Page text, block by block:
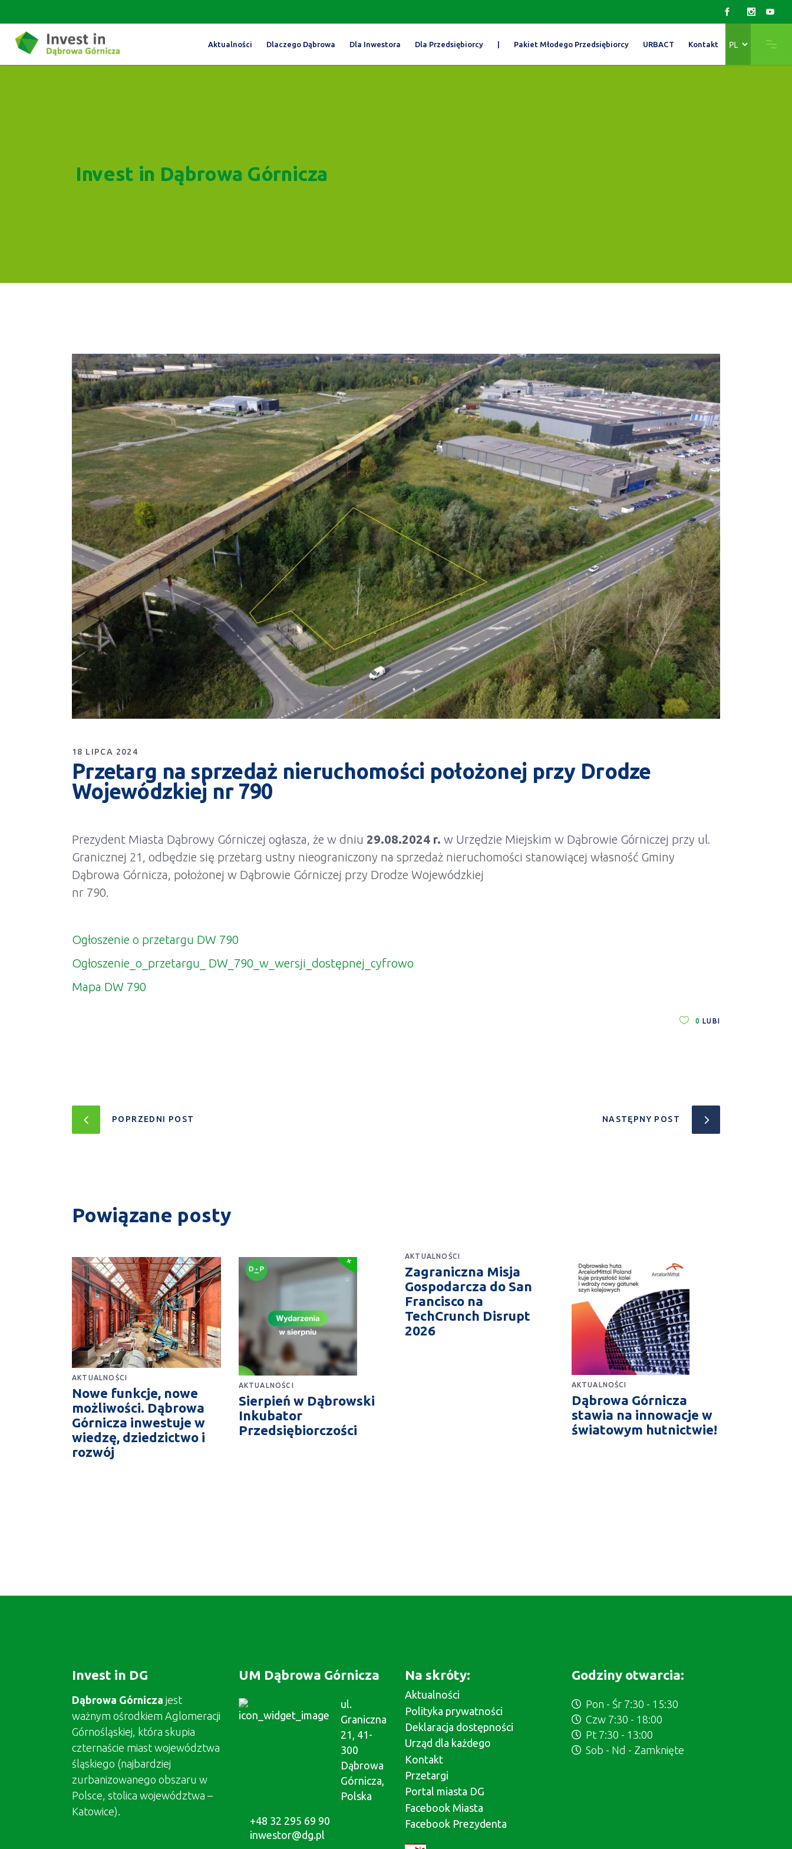
Aktualności Dlaczego Dąbrowa Dla Inwestora Dla Przedsiębiorcy | Pakiet Młodego Przedsiębiorcy URBACT Kontakt
język
Invest in Dąbrowa Górnicza
18 LIPCA 2024
Przetarg na sprzedaż nieruchomości położonej przy Drodze
Wojewódzkiej nr 790
Prezydent Miasta Dąbrowy Górniczej ogłasza, że w dniu 29.08.2024 r. w Urzędzie Miejskim w Dąbrowie Górniczej przy ul.
Granicznej 21, odbędzie się przetarg ustny nieograniczony na sprzedaż nieruchomości stanowiącej własność Gminy
Dąbrowa Górnicza, położonej w Dąbrowie Górniczej przy Drodze Wojewódzkiej
nr 790.
Ogłoszenie o przetargu DW 790
Ogłoszenie_o_przetargu_ DW_790_w_wersji_dostępnej_cyfrowo
Mapa DW 790
0 LUBI
POPRZEDNI POST NASTĘPNY POST
Powiązane posty
AKTUALNOŚCI
Nowe funkcje, nowe
możliwości. Dąbrowa
Górnicza inwestuje w
wiedzę, dziedzictwo i
rozwój
AKTUALNOŚCI
Sierpień w Dąbrowski
Inkubator
Przedsiębiorczości
AKTUALNOŚCI
Zagraniczna Misja
Gospodarcza do San
Francisco na
TechCrunch Disrupt
2026
AKTUALNOŚCI
Dąbrowa Górnicza
stawia na innowacje w
światowym hutnictwie!
Invest in DG
Dąbrowa Górnicza jest
ważnym ośrodkiem Aglomeracji
Górnośląskiej, która skupia
czternaście miast województwa
śląskiego (najbardziej
zurbanizowanego obszaru w
Polsce, stolica województwa –
Katowice).
UM Dąbrowa Górnicza
ul.
Graniczna
21, 41-
300
Dąbrowa
Górnicza,
Polska
+48 32 295 69 90
inwestor@dg.pl
Na skróty:
Aktualności
Polityka prywatności
Deklaracja dostępności
Urząd dla każdego
Kontakt
Przetargi
Portal miasta DG
Facebook Miasta
Facebook Prezydenta
Godziny otwarcia:
Pon - Śr 7:30 - 15:30
Czw 7:30 - 18:00
Pt 7:30 - 13:00
Sob - Nd - Zamknięte